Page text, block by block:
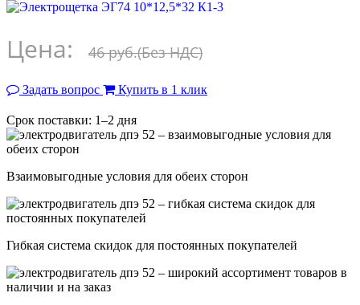
Цена: 46 руб.(Без НДС)
Задать вопрос Купить в 1 клик
Срок поставки: 1–2 дня
Взаимовыгодные условия для обеих сторон
Гибкая система скидок для постоянных покупателей